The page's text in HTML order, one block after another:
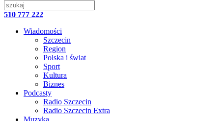
510 777 222
Wiadomości
Szczecin
Region
Polska i świat
Sport
Kultura
Biznes
Podcasty
Radio Szczecin
Radio Szczecin Extra